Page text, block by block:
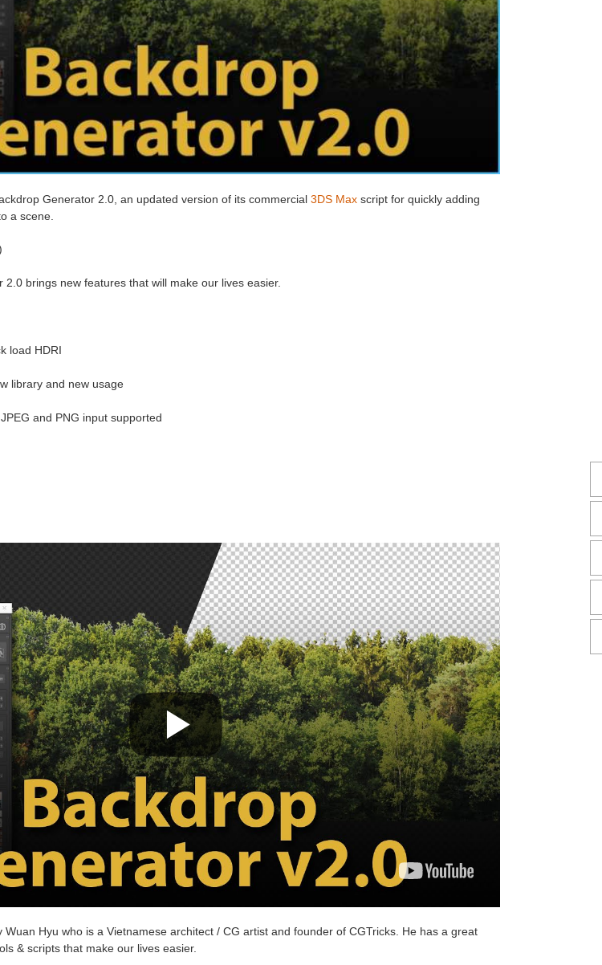
Generator 2.0, an updated version of its commercial 3DS Maxscript for quickly adding
a scene.
brings new features that will make our lives easier.
load HDRI
library and new usage
and PNG input supported
Wuan Hyu who is a Vietnamese architect / CG artist and founder of CGTricks. He has a great
& scripts that make our lives easier.